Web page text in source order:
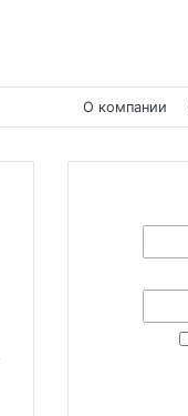
О компании